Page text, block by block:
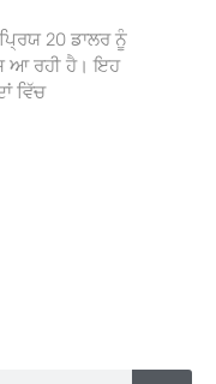
20 ਡਾਲਰ ਨੂੰ
ਆ ਰਹੀ ਹੈ। ਇਹ
ਵਿੱਚ